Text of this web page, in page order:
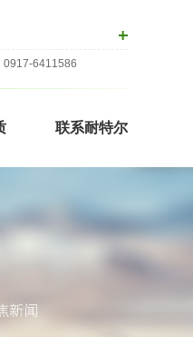
6411586
联系耐特尔